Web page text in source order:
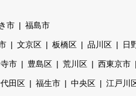
市 福島市
文京区 板橋区 品川区 日
市 豊島区 荒川区 西東京市
田区 福生市 中央区 江戸川